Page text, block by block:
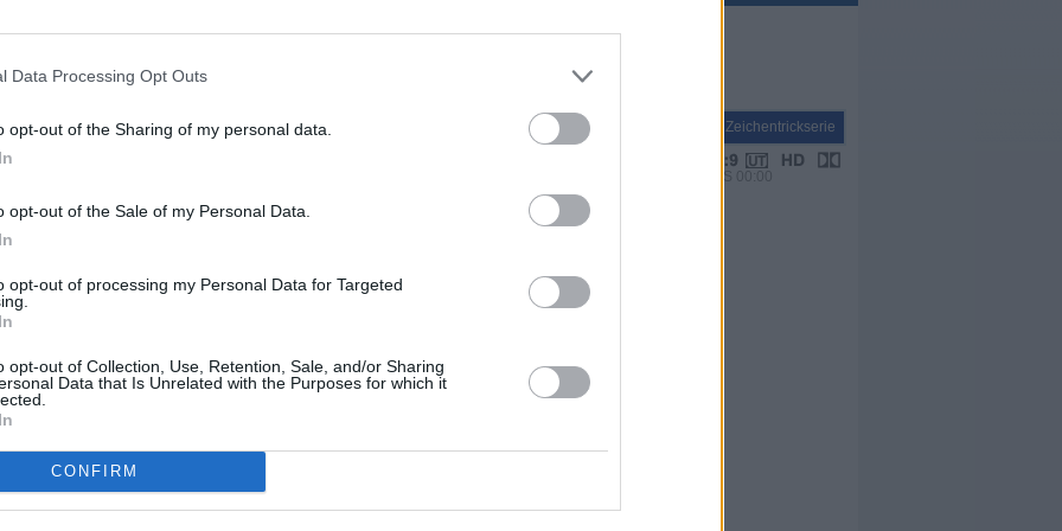
Data Processing Opt Outs
opt-out of the Sharing of my personal data.
opt-out of the Sale of my Personal Data.
opt-out of processing my Personal Data for Targeted
opt-out of Collection, Use, Retention, Sale, and/or Sharing
Data that Is Unrelated with the Purposes for which it
CONFIRM
Zeichentrickserie
VPS 00:00
muss: Homer, Marge und die Kinder reden weiterhin schlecht über
und Lisa brechen nachts in die Schule ein, weil Lisa einen Fehler in
möchte. Dort treffen sie auf Rektor Skinner, der im Schulkeller
Vielleicht hat die Zeichentrickfamilie gerade deshalb innerhalb
gesorgt. Homer, Marge, Sohn Bart und die Töchter Lisa und Maggie